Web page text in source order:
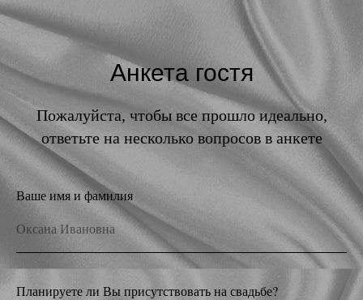
Анкета гостя
Пожалуйста, чтобы все прошло идеально,
ответьте на несколько вопросов в анкете
Ваше имя и фамилия
Планируете ли Вы присутствовать на свадьбе?